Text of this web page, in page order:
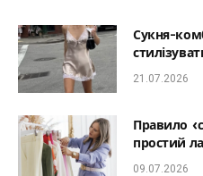
Сукня-
до
21.07.2026
Правило
простий
який
09.07.2026